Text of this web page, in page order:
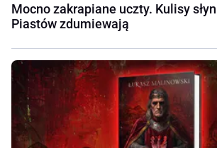
Mocno zakrapiane uczty. Kulisy
Piastów zdumiewają